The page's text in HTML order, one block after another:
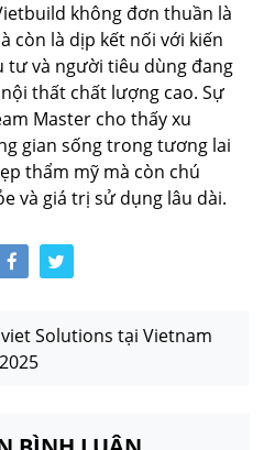
không đơn thuần là
còn là dịp kết nối với kiến
tư và người tiêu dùng đang
thất chất lượng cao. Sự
Master cho thấy xu
gian sống trong tương lai
thẩm mỹ mà còn chú
và giá trị sử dụng lâu dài.
Solutions tại Vietnam